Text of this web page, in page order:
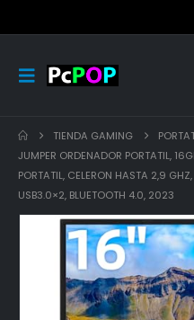
TIENDA GAMING
JUMPER ORDENADOR PORTATIL,
PORTATIL, CELERON HASTA 2,9
USB3.0×2, BLUETOOTH 4.0, 2023